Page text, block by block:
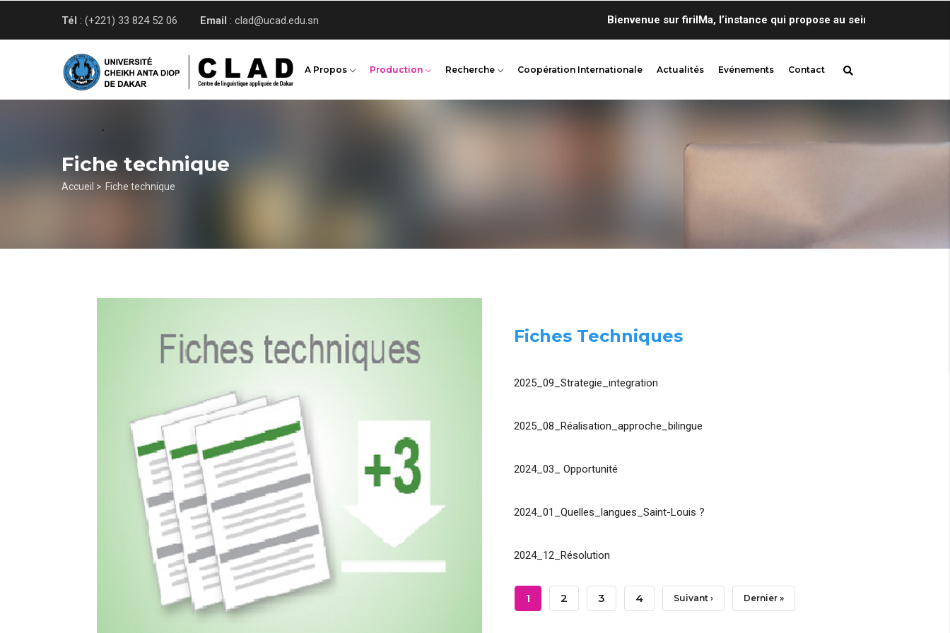
Tél : (+221) 33 824 52 06 Email : clad@ucad.edu.sn Bienvenue sur firilMa, l’instance qui propose au sein de Centre de
A Propos Production Recherche Coopération Internationale Actualités Evénements Contact
Fiche technique
Fil
Accueil > Fiche technique
Fiches Techniques
2025_09_Strategie_integration
2025_08_Réalisation_approche_bilingue
2024_03_ Opportunité
2024_01_Quelles_langues_Saint-Louis ?
2024_12_Résolution
Pagination
Page
1 Page
2 Page
3 Page
4 Page
Suivant › Dernière
Dernier »